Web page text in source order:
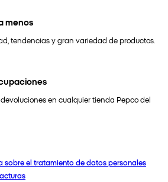
menos
tendencias y gran variedad de productos.
en cualquier tienda Pepco del
sobre el tratamiento de datos personales